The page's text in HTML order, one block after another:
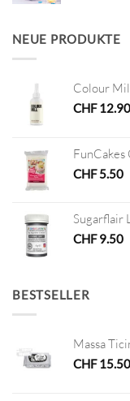
NEUE PRODUKTE
Colour
CHF12.90
FunCakes
CHF5.50
Sugarflair
CHF9.50
BESTSELLER
Massa
CHF15.50